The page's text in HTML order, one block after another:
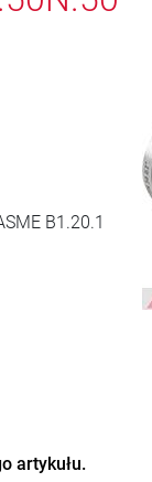
B1.20.1
artykułu.